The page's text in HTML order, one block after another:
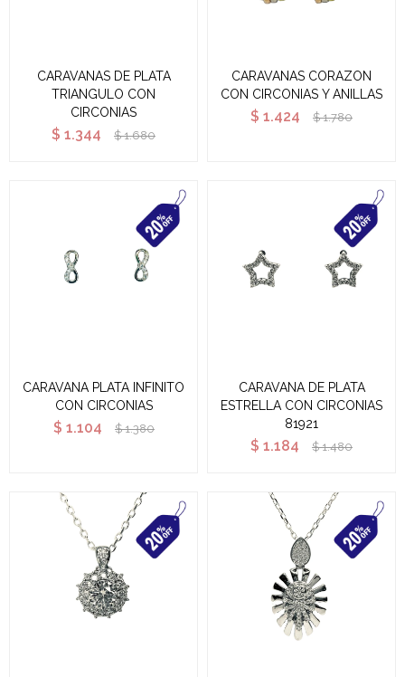
CARAVANAS DE PLATA
TRIANGULO CON
CIRCONIAS
$ 1.344 $ 1.680
CARAVANAS CORAZON
CON CIRCONIAS Y ANILLAS
$ 1.424 $ 1.780
CARAVANA PLATA INFINITO
CON CIRCONIAS
$ 1.104 $ 1.380
CARAVANA DE PLATA
ESTRELLA CON CIRCONIAS
81921
$ 1.184 $ 1.480